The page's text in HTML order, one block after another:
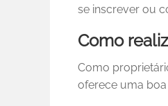
se inscrever ou
Como
Como
oferece uma